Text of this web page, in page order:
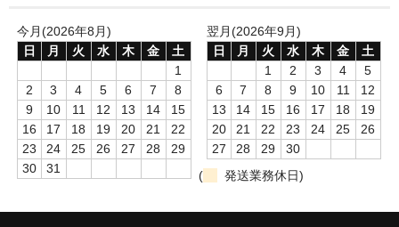
その他おやつ
サプリメント
栄養補助
骨 関節ケア
整腸対策
皮膚 被毛ケア
今月(2026年8月)
日
月 火 水 木 金
土
1
2
3 4 5 6 7
8
9
10 11 12 13 14
15
16
17 18 19 20 21
22
23
24 25 26 27 28
29
30
31
翌月(2026年9月)
日
月 火 水 木 金
土
1
2 3 4
5
6
7 8 9 10 11
12
13
14 15 16 17 18
19
20
21 22 23 24 25
26
27
28 29
30
(
発送業務休日)